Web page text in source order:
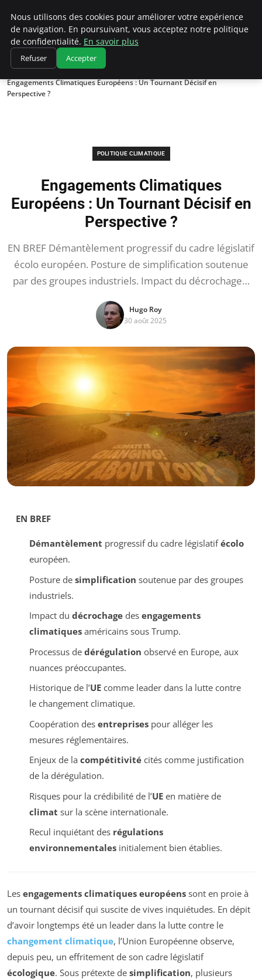
Climatedebtagents
Accueil
Politique climatique
Engagements Climatiques Européens : Un Tournant Décisif en
Perspective ?
POLITIQUE CLIMATIQUE
Engagements Climatiques
Européens : Un Tournant Décisif en
Perspective ?
EN BREF Démantèlement progressif du cadre législatif
écolo européen. Posture de simplification soutenue
par des groupes industriels. Impact du décrochage…
Hugo Roy
30 août 2025
EN BREF
Démantèlement progressif du cadre législatifécolo
européen.
Posture de simplification soutenue par des groupes
industriels.
Impact du décrochagedes engagements
climatiquesaméricains sous Trump.
Processus de dérégulation observé en Europe, aux
nuances préoccupantes.
Historique de l’UEcomme leader dans la lutte contre
le changement climatique.
Coopération des entreprisespour alléger les
mesures réglementaires.
Enjeux de la compétitivitécités comme justification
de la dérégulation.
Risques pour la crédibilité de l’UEen matière de
climat sur la scène internationale.
Recul inquiétant des régulations
environnementalesinitialement bien établies.
Les engagements climatiques européens sont en proie à
un tournant décisif qui suscite de vives inquiétudes. En dépit
d’avoir longtemps été un leader dans la lutte contre le
changement climatique, l’Union Européenne observe,
depuis peu, un effritement de son cadre législatif
écologique. Sous prétexte de simplification, plusieurs
Nous utilisons des cookies pour améliorer votre expérience
de navigation. En poursuivant, vous acceptez notre politique
de confidentialité. En savoir plus
Refuser Accepter